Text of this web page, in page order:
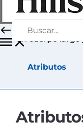
El somalí es
un cuerpo largo
Atributos